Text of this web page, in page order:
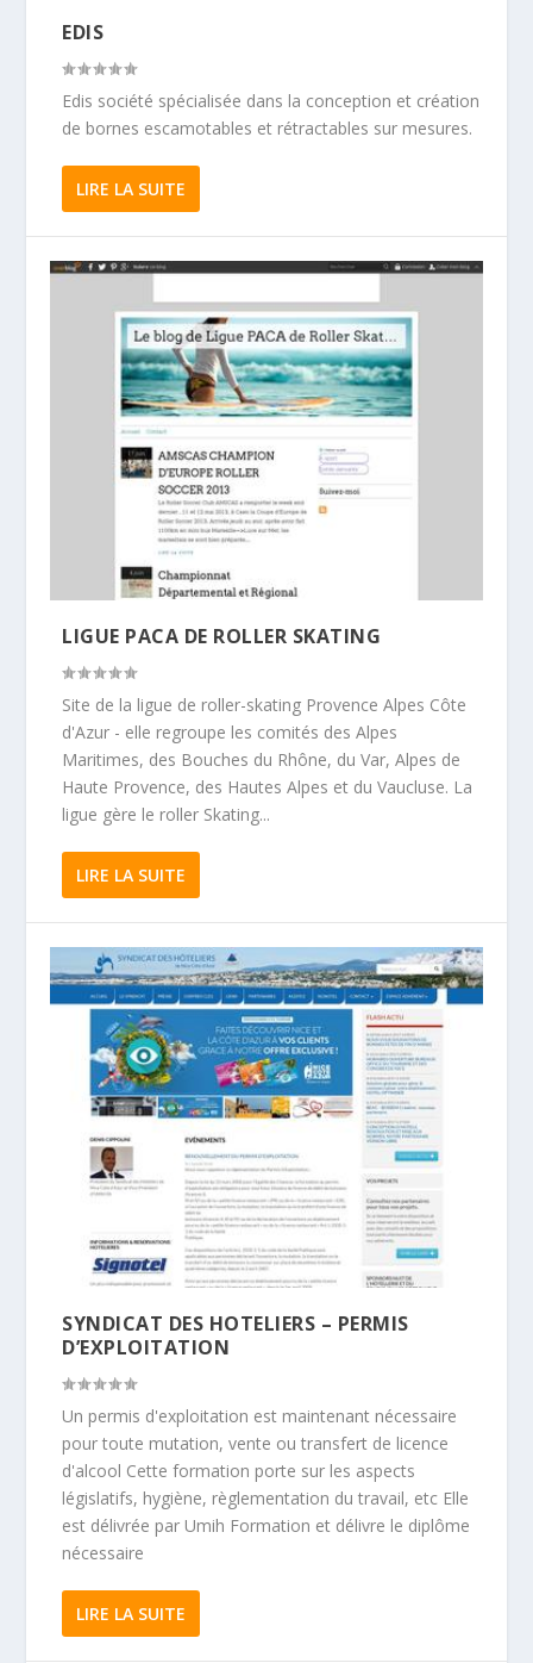
EDIS
Edis société spécialisée dans la conception et création
de bornes escamotables et rétractables sur mesures.
LIRE LA SUITE
LIGUE PACA DE ROLLER SKATING
Site de la ligue de roller-skating Provence Alpes Côte
d'Azur - elle regroupe les comités des Alpes
Maritimes, des Bouches du Rhône, du Var, Alpes de
Haute Provence, des Hautes Alpes et du Vaucluse. La
ligue gère le roller Skating...
LIRE LA SUITE
SYNDICAT DES HOTELIERS – PERMIS
D’EXPLOITATION
Un permis d'exploitation est maintenant nécessaire
pour toute mutation, vente ou transfert de licence
d'alcool Cette formation porte sur les aspects
législatifs, hygiène, règlementation du travail, etc Elle
est délivrée par Umih Formation et délivre le diplôme
nécessaire
LIRE LA SUITE